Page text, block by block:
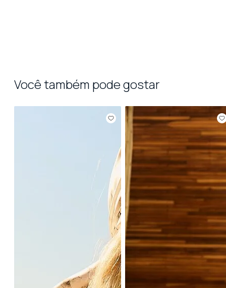
Você também pode gostar